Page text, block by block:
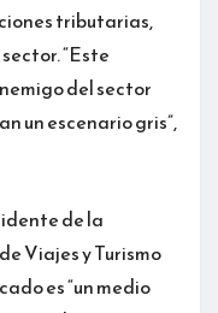
tributarias,
“Este
del sector
un escenario gris”,
de la
Viajes y Turismo
es “un medio